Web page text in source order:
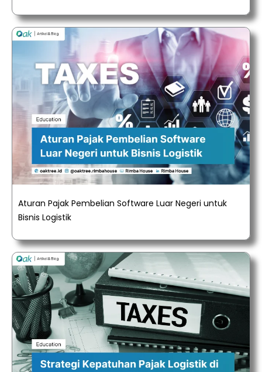
Aturan Pajak Pembelian Software Luar Negeri untuk
Bisnis Logistik